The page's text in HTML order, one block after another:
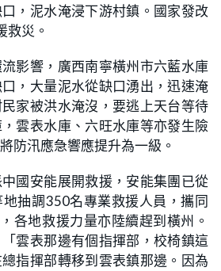
，泥水淹浸下游村鎮。國家發改
救災。
影響，廣西南寧橫州市六藍水庫
，大量泥水從缺口湧出，迅速淹
家被洪水淹沒，要逃上天台等待
雲表水庫、六旺水庫等亦發生險
防汛應急響應提升為一級。
國安能展開救援，安能集團已從
抽調350名專業救援人員，攜同
各地救援力量亦陸續趕到橫州。
雲表那邊有個指揮部，校椅鎮這
指揮部轉移到雲表鎮那邊。因為